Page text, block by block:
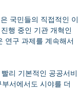
국민들의 직접적인 이
행 중인 기관 개혁인
연구 과제를 계속해서
리 기본적인 공공서비
서에서도 시야를 더